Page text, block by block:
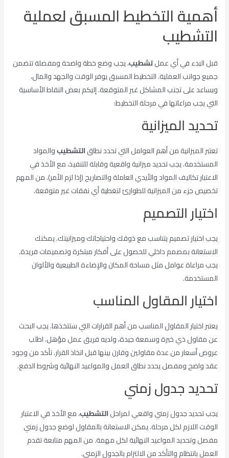
أهمية التخطيط المسبق لعملية
التشطيب
قبل البدء في أي عملتشطيب، يجب وضع خطة واضحة ومفصلة تتضمن
جميع جوانب العملية. التخطيط المسبق يوفر الوقت والجهد والمال،
ويساعد على تجنب المشاكل غير المتوقعة. إليكم بعض النقاط الأساسية
التي يجب مراعاتها في مرحلة التخطيط:
تحديد الميزانية
تعتبر الميزانية من أهم العوامل التي تحدد نطاقالتشطيبوالمواد
المستخدمة. يجب تحديد ميزانية واقعية وقابلة للتنفيذ، مع الأخذ في
الاعتبار تكاليف المواد والأيدي العاملة والتصاريح (إذا لزم الأمر). من المهم
تخصيص جزء من الميزانية للطوارئ لتغطية أي نفقات غير متوقعة.
اختيار التصميم
يجب اختيار تصميم يتناسب مع ذوقك واحتياجاتك وميزانيتك. يمكنك
الاستعانة بمصمم داخلي للحصول على أفكار مبتكرة وتصميمات فريدة.
يجب مراعاة عوامل مثل مساحة المكان والإضاءة الطبيعية والألوان
المستخدمة.
اختيار المقاول المناسب
يعتبر اختيار المقاول المناسب من أهم القرارات التي ستتخذها. يجب البحث
عن مقاول ذي خبرة وسمعة جيدة، ولديه فريق عمل مؤهل. اطلب
عروض أسعار من عدة مقاولين وقارن بينها قبل اتخاذ القرار. تأكد من وجود
عقد واضح ومفصل يحدد نطاق العمل والمواعيد النهائية وشروط الدفع.
تحديد جدول زمني
يجب تحديد جدول زمني واقعي لمراحلالتشطيب، مع الأخذ في الاعتبار
الوقت اللازم لكل مرحلة. يمكن الاستعانة بالمقاول لوضع جدول زمني
مفصل وتحديد المواعيد النهائية لكل مهمة. من المهم متابعة تقدم
العمل بانتظام والتأكد من الالتزام بالجدول الزمني.